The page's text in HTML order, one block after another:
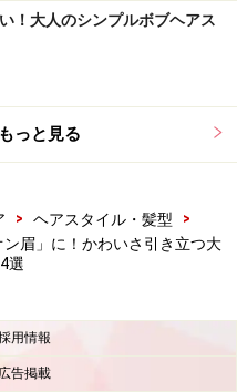
！大人のシンプルボブヘアス
っと見る
> ヘアスタイル・髪型
>
眉」に！かわいさ引き立つ大
選
用情報
広告掲載